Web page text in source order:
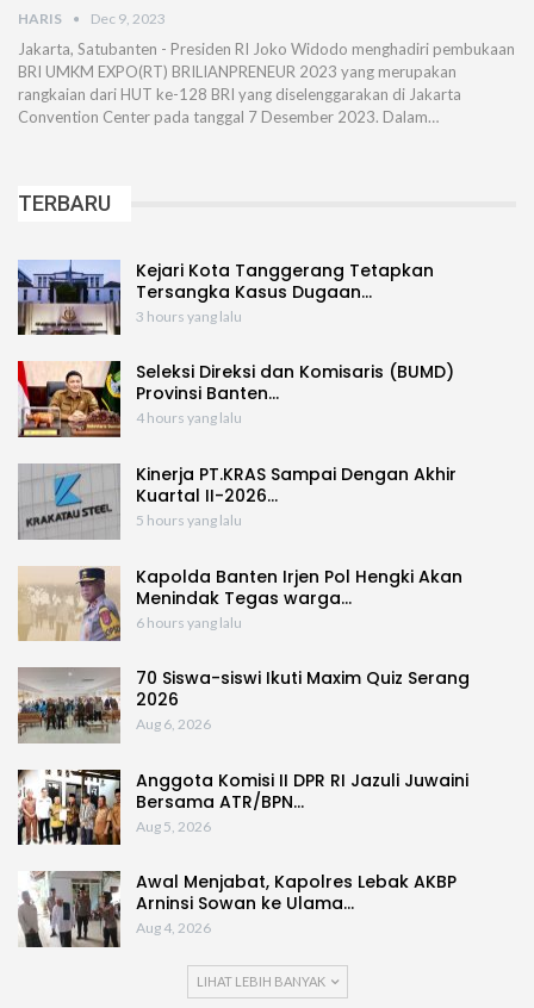
HARIS Dec 9, 2023
Jakarta, Satubanten - Presiden RI Joko Widodo menghadiri pembukaan
BRI UMKM EXPO(RT) BRILIANPRENEUR 2023 yang merupakan
rangkaian dari HUT ke-128 BRI yang diselenggarakan di Jakarta
Convention Center pada tanggal 7 Desember 2023. Dalam…
TERBARU
Kejari Kota Tanggerang Tetapkan
Tersangka Kasus Dugaan…
3 hours yang lalu
Seleksi Direksi dan Komisaris (BUMD)
Provinsi Banten…
4 hours yang lalu
Kinerja PT.KRAS Sampai Dengan Akhir
Kuartal II-2026…
5 hours yang lalu
Kapolda Banten Irjen Pol Hengki Akan
Menindak Tegas warga…
6 hours yang lalu
70 Siswa-siswi Ikuti Maxim Quiz Serang
2026
Aug 6, 2026
Anggota Komisi II DPR RI Jazuli Juwaini
Bersama ATR/BPN…
Aug 5, 2026
Awal Menjabat, Kapolres Lebak AKBP
Arninsi Sowan ke Ulama…
Aug 4, 2026
LIHAT LEBIH BANYAK